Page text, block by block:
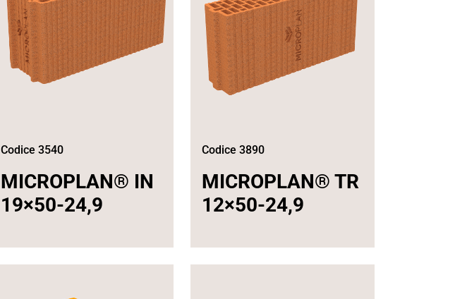
Codice 3540
MICROPLAN® IN
19×50-24,9
Codice 3890
MICROPLAN® TR
12×50-24,9